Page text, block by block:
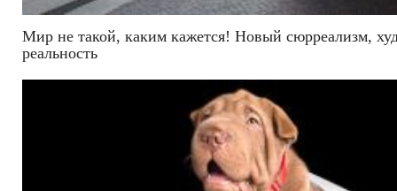
Мир не такой, каким кажется! Новый сюрреализм,
реальность